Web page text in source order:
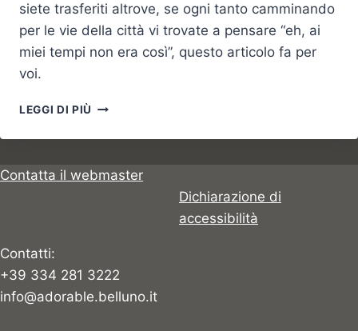
siete trasferiti altrove, se ogni tanto camminando
per le vie della città vi trovate a pensare “eh, ai
miei tempi non era così”, questo articolo fa per
voi.
LEGGI DI PIÙ AS
COISAS
SÓ
PODE
ENTENDER
Contatta il webmaster
Dichiarazione di
accessibilità
Contatti:
+39 334 281 3222
info@adorable.belluno.it